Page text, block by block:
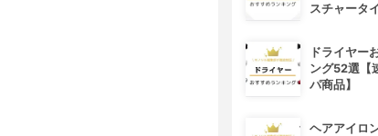
スチャータ
ドライヤー
ング52選【
パ商品】
ヘアアイロ